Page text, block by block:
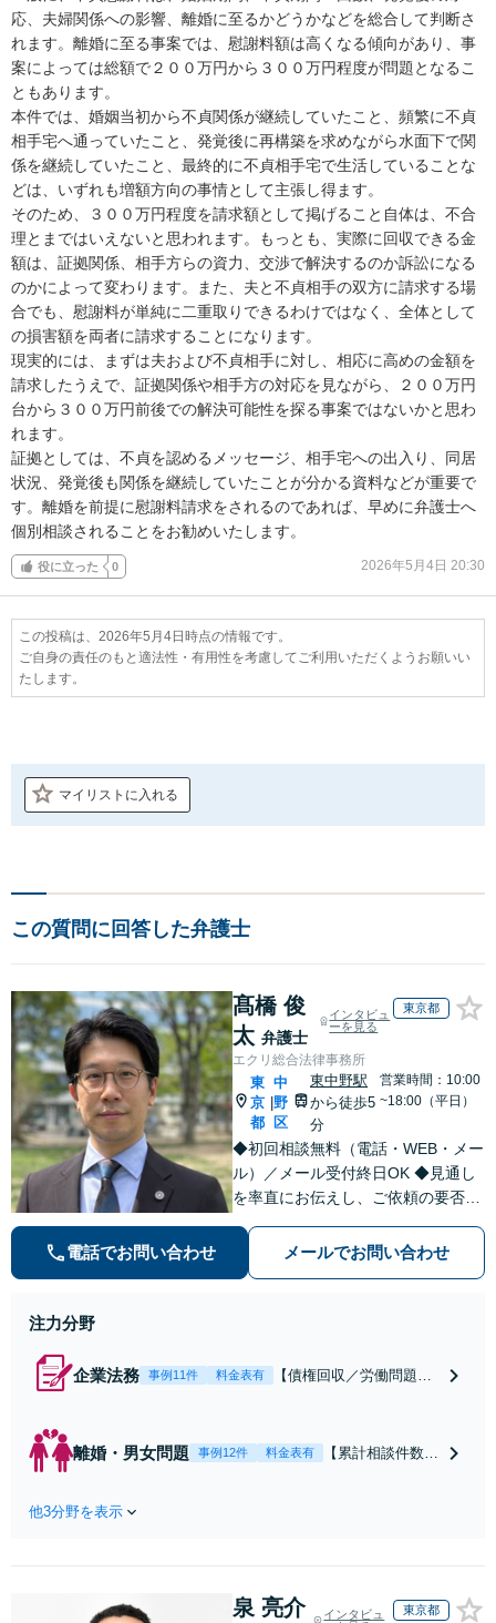
応、夫婦関係への影響、離婚に至るかどうかなどを総合して判断さ
れます。離婚に至る事案では、慰謝料額は高くなる傾向があり、事
案によっては総額で２００万円から３００万円程度が問題となるこ
ともあります。
本件では、婚姻当初から不貞関係が継続していたこと、頻繁に不貞
相手宅へ通っていたこと、発覚後に再構築を求めながら水面下で関
係を継続していたこと、最終的に不貞相手宅で生活していることな
どは、いずれも増額方向の事情として主張し得ます。
そのため、３００万円程度を請求額として掲げること自体は、不合
理とまではいえないと思われます。もっとも、実際に回収できる金
額は、証拠関係、相手方らの資力、交渉で解決するのか訴訟になる
のかによって変わります。また、夫と不貞相手の双方に請求する場
合でも、慰謝料が単純に二重取りできるわけではなく、全体として
の損害額を両者に請求することになります。
現実的には、まずは夫および不貞相手に対し、相応に高めの金額を
請求したうえで、証拠関係や相手方の対応を見ながら、２００万円
台から３００万円前後での解決可能性を探る事案ではないかと思わ
れます。
証拠としては、不貞を認めるメッセージ、相手宅への出入り、同居
状況、発覚後も関係を継続していたことが分かる資料などが重要で
す。離婚を前提に慰謝料請求をされるのであれば、早めに弁護士へ
個別相談されることをお勧めいたします。
役に立った 0 2026年5月4日 20:30
この投稿は、2026年5月4日時点の情報です。
ご自身の責任のもと適法性・有用性を考慮してご利用いただくようお願いい
たします。
マイリストに入れる
この質問に回答した弁護士
髙橋 俊
太 弁護士
インタビュ
ーを見る
東京都
エクリ総合法律事務所
東
京
都
中
野
区
東中野駅
から徒歩5
分
営業時間：10:00
~18:00（平日）
◆初回相談無料（電話・WEB・メー
ル）／メール受付終日OK ◆見通し
を率直にお伝えし、ご依頼の要否も
解決まで弁護士本人が一貫してスピ
ーディーに対応いたします。 ◆累計
電話でお問い合わせ メールでお問い合わせ
注力分野
企業法務 事例11件 料金表有
【債権回収／労働問題／
のトラブル・会社内のト
ラブルなど、事後の解決
対応OK】
離婚・男女問題 事例12件 料金表有
【累計相談件数20
ダーメイドの解決
様の話を丁寧にう
他3分野を表示
泉 亮介
インタビュ
東京都